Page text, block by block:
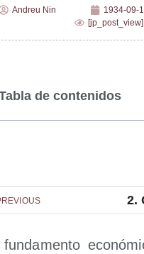
Andreu Nin 1934-09-
[jp_post_view]
de contenidos
2.
fun­da­men­to